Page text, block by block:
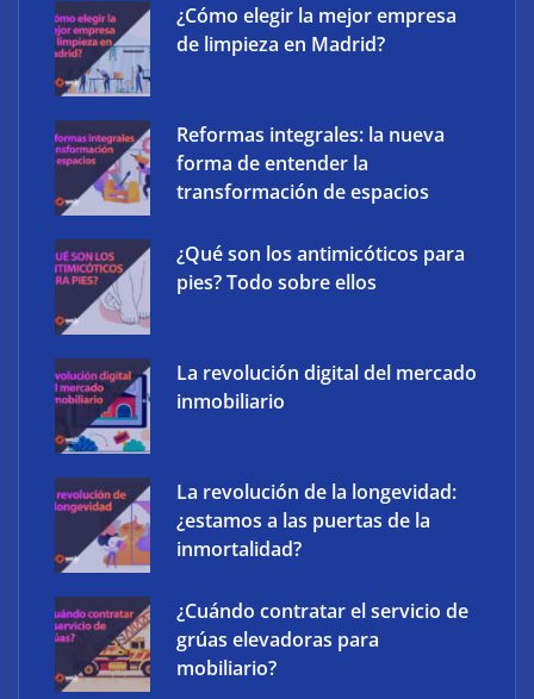
The Factory School explica por qué aprender
herramientas de IA ya no es suficiente para los
profesionales de la arquitectura
‘Schaeffler Vehicle Lifetime Solutions’ avanza hacia
una mayor eficiencia y una menor complejidad con
su cartera integrada y soluciones inteligentes
¿Cómo elegir la mejor empresa
de limpieza en Madrid?
Reformas integrales: la nueva
forma de entender la
transformación de espacios
¿Qué son los antimicóticos para
pies? Todo sobre ellos
La revolución digital del mercado
inmobiliario
La revolución de la longevidad:
¿estamos a las puertas de la
inmortalidad?
¿Cuándo contratar el servicio de
grúas elevadoras para
mobiliario?